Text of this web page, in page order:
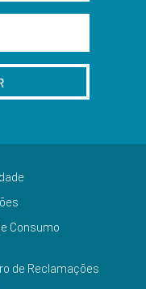
Consumo
de Reclamações